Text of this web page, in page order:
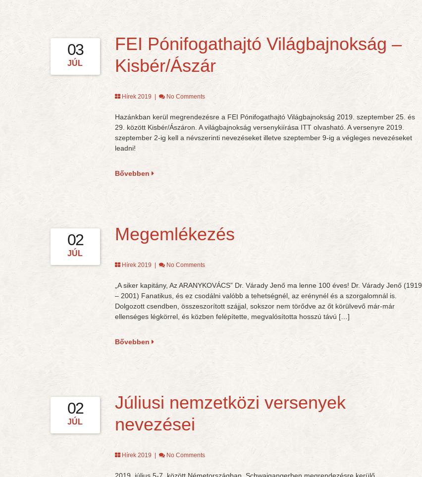
03
JÚL
FEI Pónifogathajtó Világbajnokság –
Kisbér/Ászár
Hírek 2019 No Comments
Hazánkban kerül megrendezésre a FEI Pónifogathajtó Világbajnokság 2019. szeptember 25. és
29. között Kisbér/Ászáron. A világbajnokság versenykiírása ITT olvasható. A versenyre 2019.
szeptember 2-ig kell a névszerinti nevezéseket illetve szeptember 9-ig a végleges nevezéseket
leadni!
Bővebben
02
JÚL
Megemlékezés
Hírek 2019 No Comments
„A siker kapitány, Az ARANYKOVÁCS” Dr. Várady Jenő ma lenne 100 éves! Dr. Várady Jenő (1919
– 2001) Fanatikus, és ez csodálni valóbb a tehetségnél, az erénynél és a szorgalomnál is.
Dolgozott csendben, összeszorított szájjal, sokszor nem törődve az őt körülvevő már-már
ellenséges légkörrel, és közben felépítette, megvalósította hosszú távú […]
Bővebben
02
JÚL
Júliusi nemzetközi versenyek
nevezései
Hírek 2019| No Comments